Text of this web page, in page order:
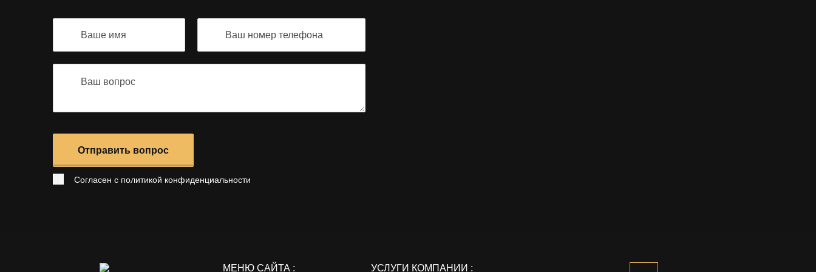
Отправить вопрос
Согласен с политикой конфиденциальности
МЕНЮ САЙТА : УСЛУГИ КОМПАНИИ :